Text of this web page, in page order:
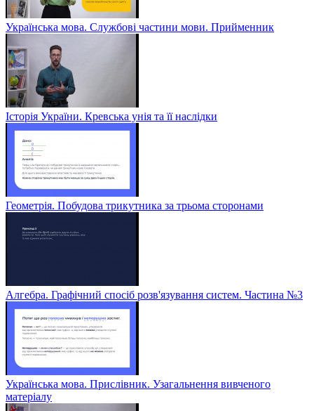
Українська мова. Службові частини мови. Прийменник
Історія України. Кревська унія та її наслідки
Геометрія. Побудова трикутника за трьома сторонами
Алгебра. Графічний спосіб розв'язування систем. Частина №3
Українська мова. Прислівник. Узагальнення вивченого
матеріалу